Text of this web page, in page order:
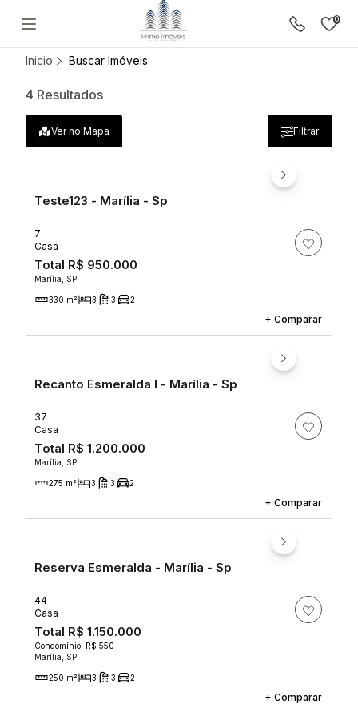
0
Resultado: Para o bairro
Lançamentos
Comprar
Anuncie seu imóvel
Sobre a Prime Imóveis
Inicio Buscar Imóveis
4 Resultados
Ver no Mapa Filtrar
Teste123 - Marília - Sp
7
Casa
Total R$ 950.000
Marília, SP
330 m² 3 3 2
+ Comparar
Recanto Esmeralda I - Marília - Sp
37
Casa
Total R$ 1.200.000
Marília, SP
275 m² 3 3 2
+ Comparar
Reserva Esmeralda - Marília - Sp
44
Casa
Total R$ 1.150.000
Condomínio: R$ 550
Marília, SP
250 m² 3 3 2
+ Comparar